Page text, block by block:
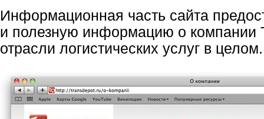
Информационная часть сайта
и полезную информацию о компании
отрасли логистических услуг в целом.